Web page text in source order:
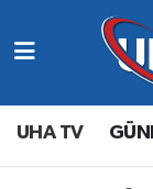
UHA TV
Abone Ol
Gündem
Nöbetçi
Hava